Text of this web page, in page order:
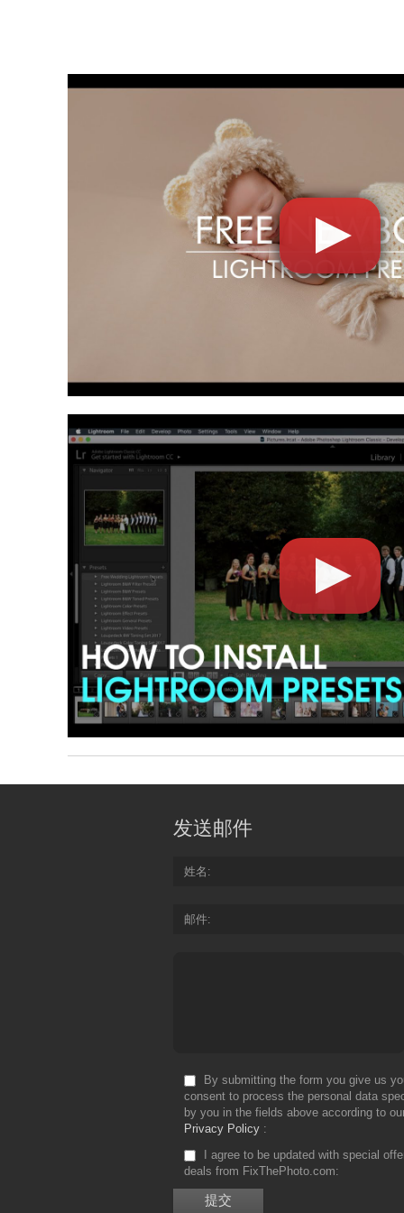
发送邮件
姓名
邮件
By submitting the form you give us
consent to process the personal data
by you in the fields above according to
Privacy Policy
I agree to be updated with special
deals from FixThePhoto.com